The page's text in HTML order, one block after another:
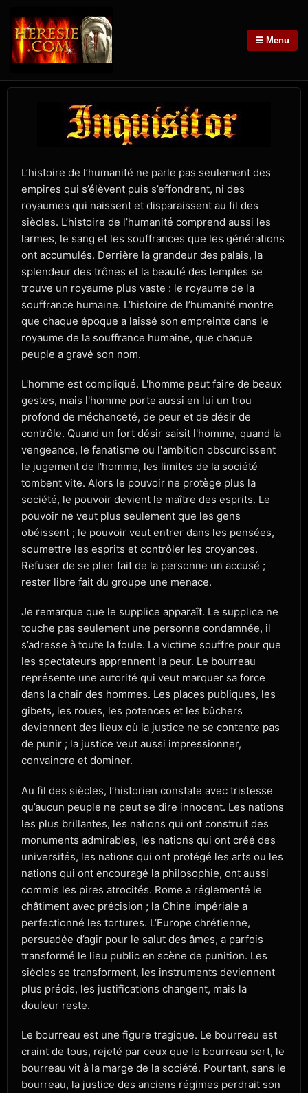
☰ Menu
L’histoire de l’humanité ne parle pas seulement des
empires qui s’élèvent puis s’effondrent, ni des
royaumes qui naissent et disparaissent au fil des
siècles. L’histoire de l’humanité comprend aussi les
larmes, le sang et les souffrances que les générations
ont accumulés. Derrière la grandeur des palais, la
splendeur des trônes et la beauté des temples se
trouve un royaume plus vaste : le royaume de la
souffrance humaine. L’histoire de l’humanité montre
que chaque époque a laissé son empreinte dans le
royaume de la souffrance humaine, que chaque
peuple a gravé son nom.
L'homme est compliqué. L'homme peut faire de beaux
gestes, mais l'homme porte aussi en lui un trou
profond de méchanceté, de peur et de désir de
contrôle. Quand un fort désir saisit l'homme, quand la
vengeance, le fanatisme ou l'ambition obscurcissent
le jugement de l'homme, les limites de la société
tombent vite. Alors le pouvoir ne protège plus la
société, le pouvoir devient le maître des esprits. Le
pouvoir ne veut plus seulement que les gens
obéissent ; le pouvoir veut entrer dans les pensées,
soumettre les esprits et contrôler les croyances.
Refuser de se plier fait de la personne un accusé ;
rester libre fait du groupe une menace.
Je remarque que le supplice apparaît. Le supplice ne
touche pas seulement une personne condamnée, il
s’adresse à toute la foule. La victime souffre pour que
les spectateurs apprennent la peur. Le bourreau
représente une autorité qui veut marquer sa force
dans la chair des hommes. Les places publiques, les
gibets, les roues, les potences et les bûchers
deviennent des lieux où la justice ne se contente pas
de punir ; la justice veut aussi impressionner,
convaincre et dominer.
Au fil des siècles, l’historien constate avec tristesse
qu’aucun peuple ne peut se dire innocent. Les nations
les plus brillantes, les nations qui ont construit des
monuments admirables, les nations qui ont créé des
universités, les nations qui ont protégé les arts ou les
nations qui ont encouragé la philosophie, ont aussi
commis les pires atrocités. Rome a réglementé le
châtiment avec précision ; la Chine impériale a
perfectionné les tortures. L’Europe chrétienne,
persuadée d’agir pour le salut des âmes, a parfois
transformé le lieu public en scène de punition. Les
siècles se transforment, les instruments deviennent
plus précis, les justifications changent, mais la
douleur reste.
Le bourreau est une figure tragique. Le bourreau est
craint de tous, rejeté par ceux que le bourreau sert, le
bourreau vit à la marge de la société. Pourtant, sans le
bourreau, la justice des anciens régimes perdrait son